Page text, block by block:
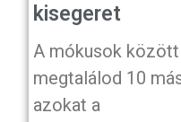
kisegeret
A mókusok között
megtalálod 10
azokat a